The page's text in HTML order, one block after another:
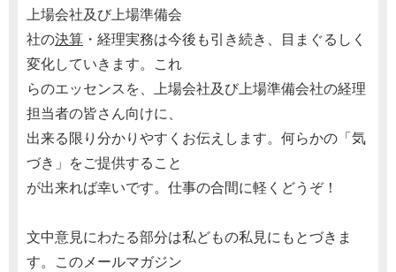
上場会社及び上場準備会
社の決算 ・経理実務は今後も引き続き、目まぐるしく
変化していきます。これ
らのエッセンスを、上場会社及び上場準備会社の経理
担当者の皆さん向けに、
出来る限り分かりやすくお伝えします。何らかの「気
づき」をご提供すること
が出来れば幸いです。仕事の合間に軽くどうぞ！
文中意見にわたる部分は私どもの私見にもとづきま
す。このメールマガジン